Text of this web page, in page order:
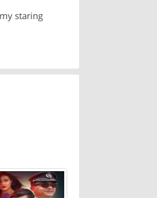
staring